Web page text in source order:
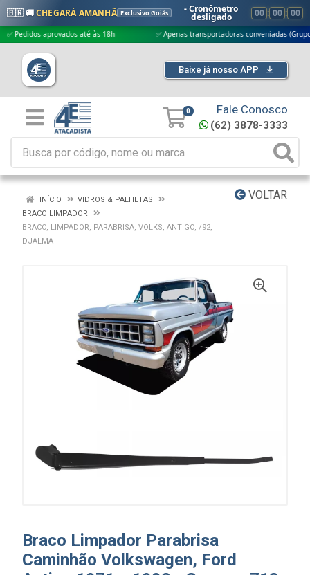
🇧🇷 🚚CHEGARÁ AMANHÃ Exclusivo Goiás - Cronômetro
desligado 00 : 00 : 00
aprovados até às 18h ✅ Apenas transportadoras conveniadas (Grupo G5)
Baixe já nosso APP
0 Fale Conosco
(62) 3878-3333
VOLTAR
INÍCIO
VIDROS & PALHETAS
BRACO LIMPADOR
BRACO, LIMPADOR, PARABRISA, VOLKS, ANTIGO, /92,
DJALMA
Braco Limpador Parabrisa
Caminhão Volkswagen, Ford